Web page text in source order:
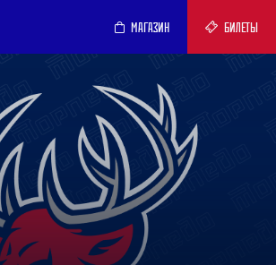
МАГАЗИН БИЛЕТЫ